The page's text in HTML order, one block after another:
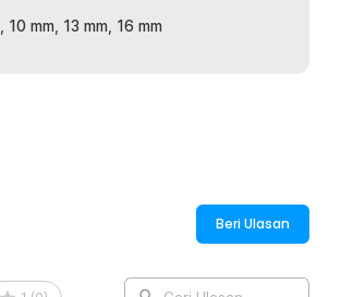
tidak mudah rusak saat
awet untuk penggunaan jangka
10 mm, 13 mm, 16 mm
Beri Ulasan